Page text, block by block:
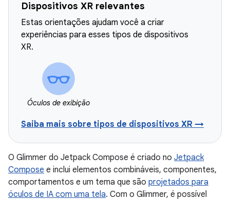
Dispositivos XR relevantes
Estas orientações ajudam você a criar
experiências para esses tipos de dispositivos
XR.
Óculos de exibição
Saiba mais sobre tipos de dispositivos XR →
O Glimmer do Jetpack Compose é criado no Jetpack
Compose e inclui elementos combináveis, componentes,
comportamentos e um tema que são projetados para
óculos de IA com uma tela. Com o Glimmer, é possível